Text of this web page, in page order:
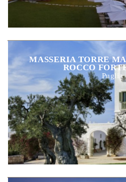
MASSERIA TORRE
ROCCO
Puglia